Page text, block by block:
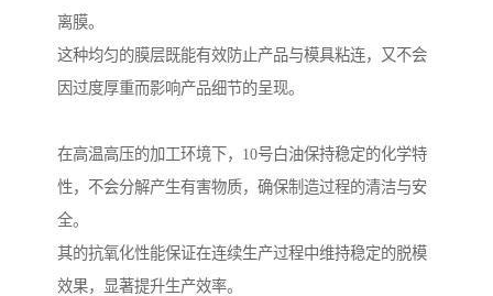
离膜。
这种均匀的膜层既能有效防止产品与模具粘连，又不会
因过度厚重而影响产品细节的呈现。
在高温高压的加工环境下，10号白油保持稳定的化学特
性，不会分解产生有害物质，确保制造过程的清洁与安
全。
其的抗氧化性能保证在连续生产过程中维持稳定的脱模
效果，显著提升生产效率。